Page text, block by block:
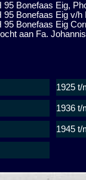
95 Bonefaas Eig,
95 Bonefaas Eig v/h
95 Bonefaas Eig
aan Fa.
1925 t/
1936 t/
1945 t/